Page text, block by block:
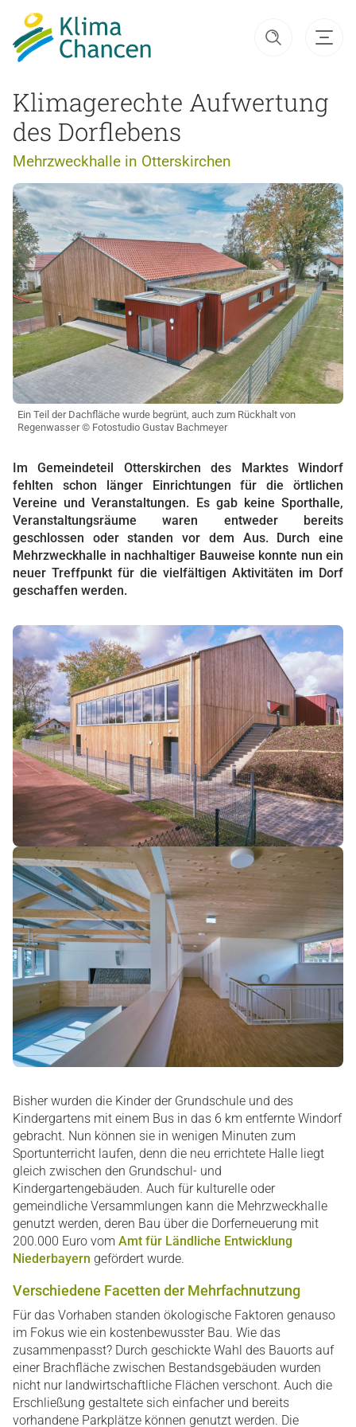
Klimagerechte Aufwertung
des Dorflebens
Mehrzweckhalle in Otterskirchen
Ein Teil der Dachfläche wurde begrünt, auch zum Rückhalt von
Regenwasser © Fotostudio Gustav Bachmeyer
Im Gemeindeteil Otterskirchen des Marktes Windorf
fehlten schon länger Einrichtungen für die örtlichen
Vereine und Veranstaltungen. Es gab keine Sporthalle,
Veranstaltungsräume waren entweder bereits
geschlossen oder standen vor dem Aus. Durch eine
Mehrzweckhalle in nachhaltiger Bauweise konnte nun ein
neuer Treffpunkt für die vielfältigen Aktivitäten im Dorf
geschaffen werden.
Bisher wurden die Kinder der Grundschule und des
Kindergartens mit einem Bus in das 6 km entfernte Windorf
gebracht. Nun können sie in wenigen Minuten zum
Sportunterricht laufen, denn die neu errichtete Halle liegt
gleich zwischen den Grundschul- und
Kindergartengebäuden. Auch für kulturelle oder
gemeindliche Versammlungen kann die Mehrzweckhalle
genutzt werden, deren Bau über die Dorferneuerung mit
200.000 Euro vom Amt für Ländliche Entwicklung
Niederbayern gefördert wurde.
Verschiedene Facetten der Mehrfachnutzung
Für das Vorhaben standen ökologische Faktoren genauso
im Fokus wie ein kostenbewusster Bau. Wie das
zusammenpasst? Durch geschickte Wahl des Bauorts auf
einer Brachfläche zwischen Bestandsgebäuden wurden
nicht nur landwirtschaftliche Flächen verschont. Auch die
Erschließung gestaltete sich einfacher und bereits
vorhandene Parkplätze können genutzt werden. Die